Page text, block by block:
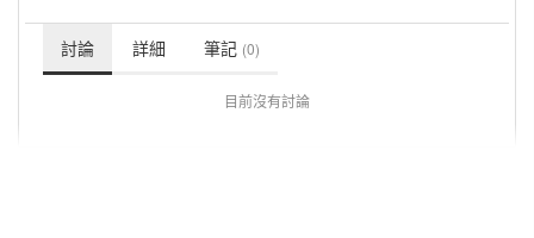
討論 詳細 筆記 (0)
目前沒有討論